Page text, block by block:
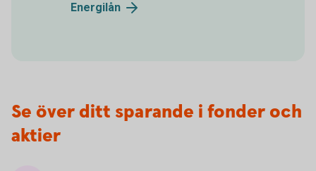
Energilån
Se över ditt sparande i fonder och
aktier